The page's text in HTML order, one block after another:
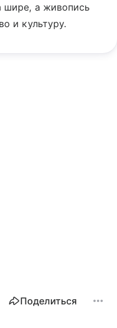
шире, а живопись
и культуру.
Поделиться